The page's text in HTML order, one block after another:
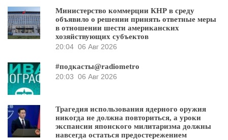
Министерство коммерции КНР в среду
объявило о решении принять ответные меры
в отношении шести американских
хозяйствующих субъектов
20:04 06 Авг 2026
#подкасты@radiometro
20:03 06 Авг 2026
Трагедия использования ядерного оружия
никогда не должна повториться, а уроки
экспансии японского милитаризма должны
навсегда остаться предостережением